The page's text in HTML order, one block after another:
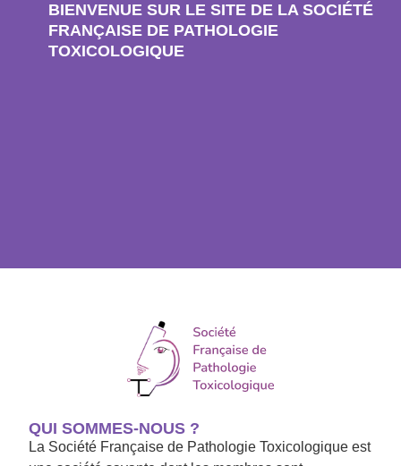
BIENVENUE SUR LE SITE DE LA SOCIÉTÉ
FRANÇAISE DE PATHOLOGIE
TOXICOLOGIQUE​
QUI SOMMES-NOUS ?
La Société Française de Pathologie Toxicologique est